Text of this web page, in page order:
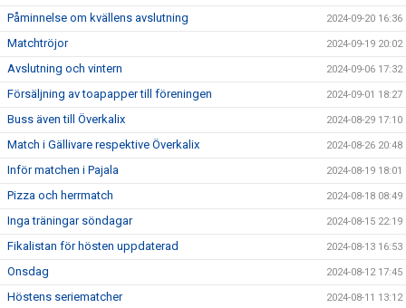
Påminnelse om kvällens avslutning 2024-09-20 16:36
Matchtröjor 2024-09-19 20:02
Avslutning och vintern 2024-09-06 17:32
Försäljning av toapapper till föreningen 2024-09-01 18:27
Buss även till Överkalix 2024-08-29 17:10
Match i Gällivare respektive Överkalix 2024-08-26 20:48
Inför matchen i Pajala 2024-08-19 18:01
Pizza och herrmatch 2024-08-18 08:49
Inga träningar söndagar 2024-08-15 22:19
Fikalistan för hösten uppdaterad 2024-08-13 16:53
Onsdag 2024-08-12 17:45
Höstens seriematcher 2024-08-11 13:12